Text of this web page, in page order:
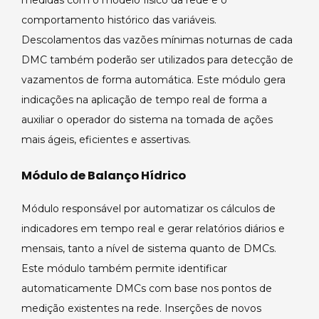
comportamento histórico das variáveis.
Descolamentos das vazões mínimas noturnas de cada
DMC também poderão ser utilizados para detecção de
vazamentos de forma automática. Este módulo gera
indicações na aplicação de tempo real de forma a
auxiliar o operador do sistema na tomada de ações
mais ágeis, eficientes e assertivas.
Módulo de Balanço Hídrico
Módulo responsável por automatizar os cálculos de
indicadores em tempo real e gerar relatórios diários e
mensais, tanto a nível de sistema quanto de DMCs.
Este módulo também permite identificar
automaticamente DMCs com base nos pontos de
medição existentes na rede. Inserções de novos